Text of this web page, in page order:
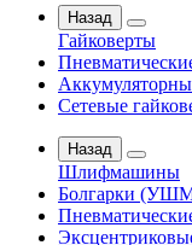
Назад
Гайковерты
Сетевые
Назад
Шлифмашины
Бoлгаpки